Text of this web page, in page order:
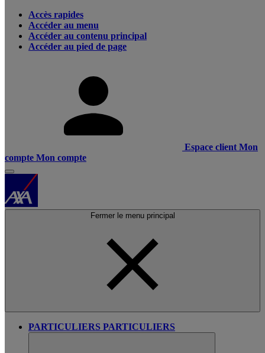
Accès rapides
Accéder au menu
Accéder au contenu principal
Accéder au pied de page
Espace client Mon
compte Mon compte
Fermer le menu principal
PARTICULIERS PARTICULIERS